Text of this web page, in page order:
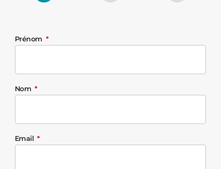
Prénom
Nom
Email